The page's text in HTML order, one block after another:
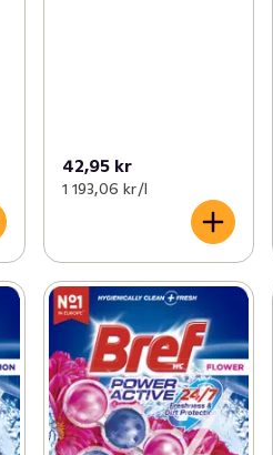
42,95 kr
1 193,06 kr /l